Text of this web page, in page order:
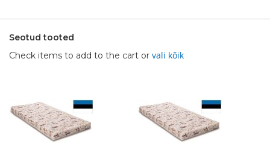
Seotud tooted
Check items to add to the cart or vali kõik